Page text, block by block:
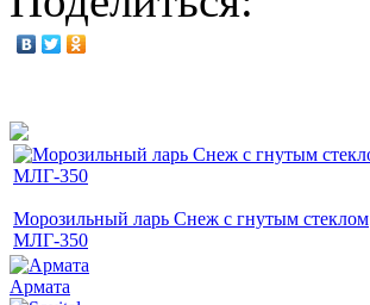
Морозильный ларь Снеж с гнутым стеклом
МЛГ-350
Армата